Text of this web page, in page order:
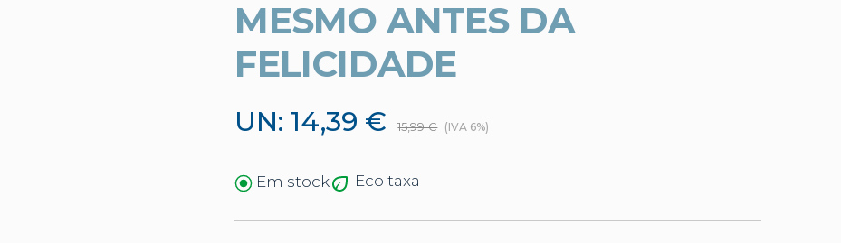
MESMO ANTES DA
FELICIDADE
UN: 14,39 € 15,99 € (IVA 6%)
Em stock Eco taxa